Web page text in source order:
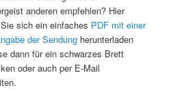
anderen empfehlen? Hier
sich ein einfaches PDF mit einer
der Sendungherunterladen
dann für ein schwarzes Brett
oder auch per E-Mail